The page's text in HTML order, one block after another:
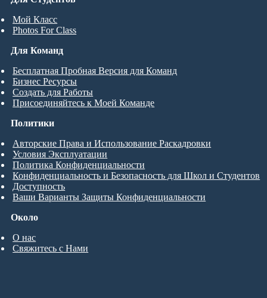
Мой Класс
Photos For Class
Для Команд
Бесплатная Пробная Версия для Команд
Бизнес Ресурсы
Создать для Работы
Присоединяйтесь к Моей Команде
Около
О нас
Свяжитесь с Нами
Политики
Авторские Права и Использование Раскадровки
Условия Эксплуатации
Политика Конфиденциальности
Конфиденциальность и Безопасность для Школ и Студентов
Доступность
Ваши Варианты Защиты Конфиденциальности